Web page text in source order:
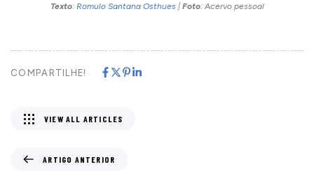
Texto: Romulo Santana Osthues| Foto: Acervo pessoal
COMPARTILHE!
ARTIGO ANTERIOR
VIEW ALL ARTICLES